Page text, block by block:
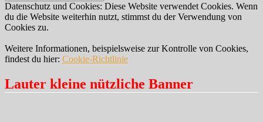
Datenschutz und Cookies: Diese Website verwendet Cookies. Wenn
du die Website weiterhin nutzt, stimmst du der Verwendung von
Cookies zu.
Weitere Informationen, beispielsweise zur Kontrolle von Cookies,
findest du hier: Cookie-Richtlinie
Lauter kleine nützliche Banner